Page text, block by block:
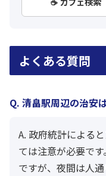
よくある質問
Q. 清畠駅周辺の治安
A. 政府統計による
ては注意が必要で
ですが、夜間は人